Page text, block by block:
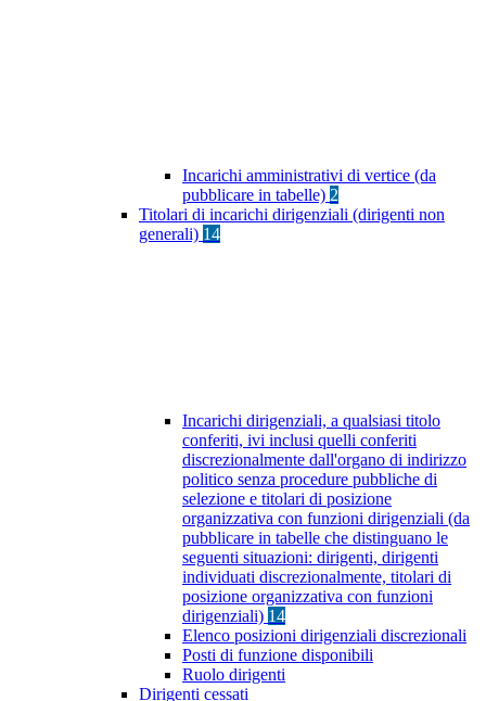
Incarichi amministrativi di vertice (da
pubblicare in tabelle) 2
Titolari di incarichi dirigenziali (dirigenti non
generali) 14
Incarichi dirigenziali, a qualsiasi titolo
conferiti, ivi inclusi quelli conferiti
discrezionalmente dall'organo di indirizzo
politico senza procedure pubbliche di
selezione e titolari di posizione
organizzativa con funzioni dirigenziali (da
pubblicare in tabelle che distinguano le
seguenti situazioni: dirigenti, dirigenti
individuati discrezionalmente, titolari di
posizione organizzativa con funzioni
dirigenziali) 14
Elenco posizioni dirigenziali discrezionali
Posti di funzione disponibili
Ruolo dirigenti
Dirigenti cessati